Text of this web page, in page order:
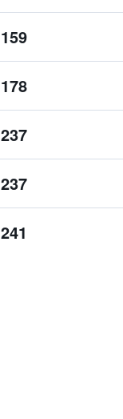
159 ﷼
178 ﷼
237 ﷼
237 ﷼
241 ﷼